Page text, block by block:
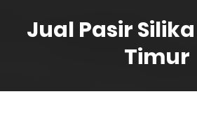
Jual Pasir
Timur